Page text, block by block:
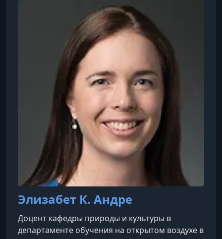
Элизабет К. Андре
Доцент кафедры природы и культуры в
департаменте обучения на открытом воздухе в